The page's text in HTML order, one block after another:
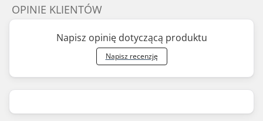
OPINIE KLIENTÓW
Napisz opinię dotyczącą produktu
Napisz recenzję